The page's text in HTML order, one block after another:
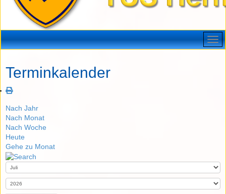
Terminkalender
Nach Jahr
Nach Monat
Nach Woche
Heute
Gehe zu Monat